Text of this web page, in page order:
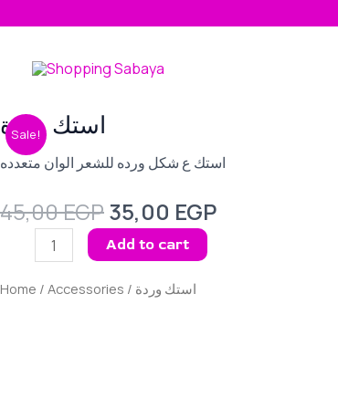
content
استك وردة
استك ع شكل ورده للشعر الوان متعدده
45,00EGP
was:
35,00 EGP
is:
استك
وردة
quantity
Add to cart
Home / Accessories / استك وردة
Sale!